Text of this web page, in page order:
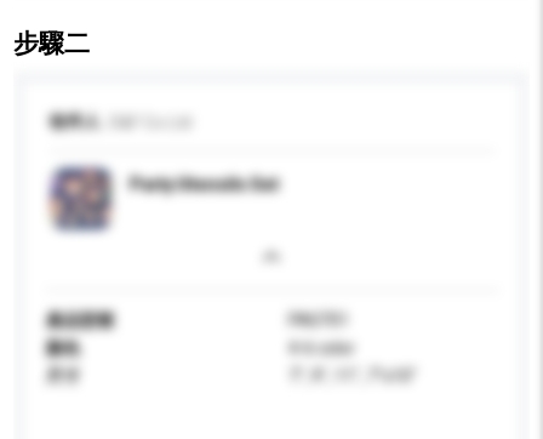
步驟二
收件人
Party Utensils Set
產品型號
PA0701
顏色
4-6 color